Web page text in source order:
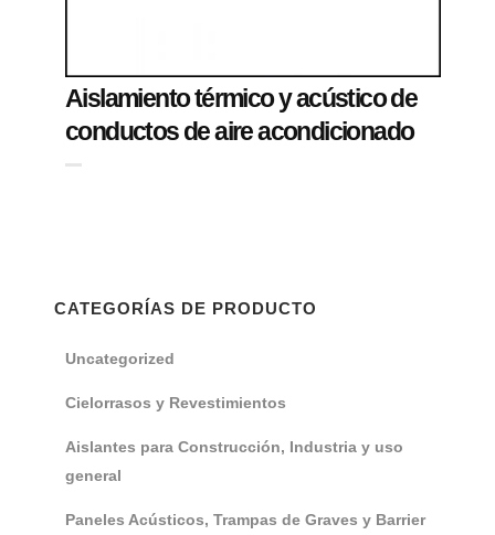
Aislamiento térmico y acústico de
conductos de aire acondicionado
CATEGORÍAS DE PRODUCTO
Uncategorized
Cielorrasos y Revestimientos
Aislantes para Construcción, Industria y uso
general
Paneles Acústicos, Trampas de Graves y Barrier